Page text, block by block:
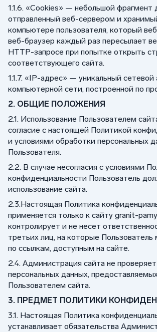
1.1.6. «Cookies» — небольшой фрагмент
отправленный веб-сервером и
компьютере пользователя, который
веб-браузер каждый раз пересылает
HTTP-запросе при попытке открыть
соответствующего сайта.
1.1.7. «IP-адрес» — уникальный сетевой
компьютерной сети, построенной по
2. ОБЩИЕ ПОЛОЖЕНИЯ
2.1. Использование Пользователем
согласие с настоящей Политикой
и условиями обработки персональных
Пользователя.
2.2. В случае несогласия с условиями
конфиденциальности Пользователь
использование сайта.
2.3.Настоящая Политика
применяется только к сайту granit-
контролирует и не несет
третьих лиц, на которые
по ссылкам, доступным на сайте.
2.4. Администрация сайта не
персональных данных,
Пользователем сайта.
3. ПРЕДМЕТ ПОЛИТИКИ
3.1. Настоящая Политика
устанавливает обязательства